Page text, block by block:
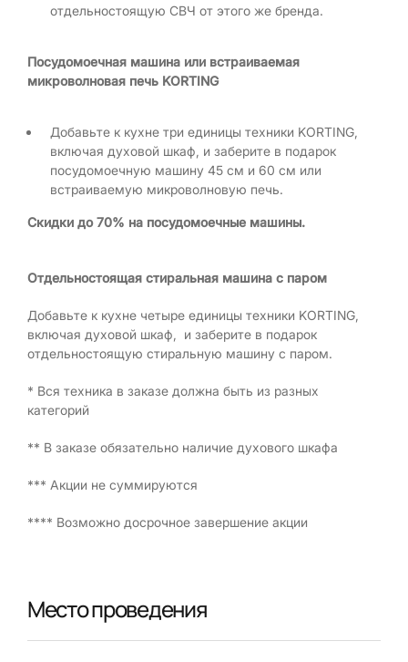
отдельностоящую СВЧ от этого же бренда.
Посудомоечная машина или встраиваемая
микроволновая печь KORTING
Добавьте к кухне три единицы техники KORTING,
включая духовой шкаф, и заберите в подарок
посудомоечную машину 45 см и 60 см или
встраиваемую микроволновую печь.
Скидки до 70% на посудомоечные машины.
Отдельностоящая стиральная машина с паром
Добавьте к кухне четыре единицы техники KORTING,
включая духовой шкаф, и заберите в подарок
отдельностоящую стиральную машину с паром.
* Вся техника в заказе должна быть из разных
категорий
** В заказе обязательно наличие духового шкафа
*** Акции не суммируются
**** Возможно досрочное завершение акции
Место проведения